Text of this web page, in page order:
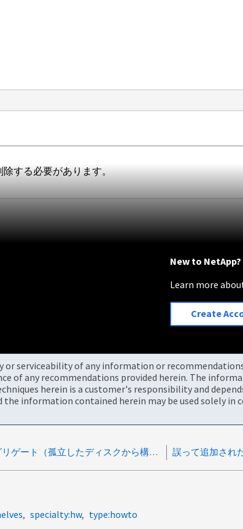
する必要があります。
New to NetApp?
Learn more
Create
serviceability of any information or
of any recommendations provided herein. The
herein is a customer's responsibility and
information contained herein may be used solely in
ONTAPで外部アグリゲート（孤立したディスクから構成）を削除する方法
specialty:hw type:howto